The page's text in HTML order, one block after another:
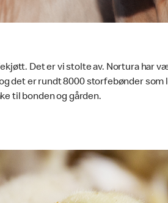
Det er vi stolte av. Nortura har
det er rundt 8000 storfebønder
til bonden og gården.